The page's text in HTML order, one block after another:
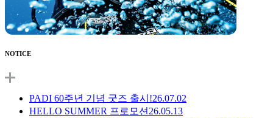
NOTICE
PADI 60주년 기념 굿즈 출시!26.07.02
HELLO SUMMER 프로모션 26.05.13